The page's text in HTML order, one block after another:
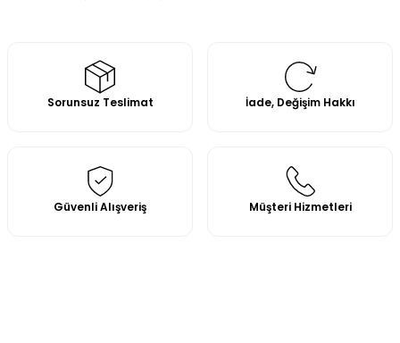
Sorunsuz Teslimat İade, Değişim Hakkı
Güvenli Alışveriş Müşteri Hizmetleri